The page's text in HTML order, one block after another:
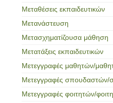
Μεταθέσεις εκπαιδευτικών
Μετανάστευση
Μετασχηματίζουσα μάθηση
Μετατάξεις εκπαιδευτικών
Μετεγγραφές μαθητών/
Μετεγγραφές σπουδαστών/
Μετεγγραφές φοιτητών/